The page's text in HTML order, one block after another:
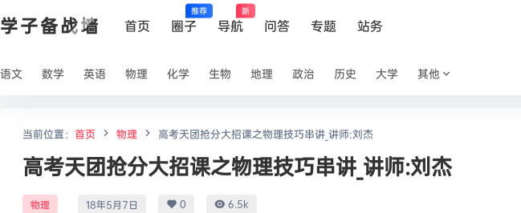
学子备战墙 首页 圈子
推荐
导航
新
问答 专题 站务
语文 数学 英语 物理 化学 生物 地理 政治 历史 大学 其他
当前位置： 首页 物理 高考天团抢分大招课之物理技巧串讲_讲师:刘杰
高考天团抢分大招课之物理技巧串讲_讲师:刘杰
物理 18年5月7日 0 6.5k